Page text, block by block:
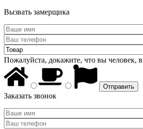
Вызвать замерщика
Пожалуйста, докажите, что вы человек,
Заказать звонок